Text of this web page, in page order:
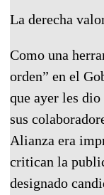
La derecha
Como una
orden” en el
que ayer les
sus
Alianza era
critican la
designado